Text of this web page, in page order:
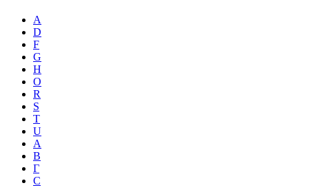
A
D
F
G
H
O
R
S
T
U
А
В
Г
С